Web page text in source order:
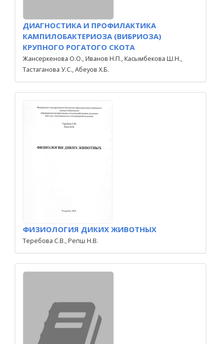
ДИАГНОСТИКА И ПРОФИЛАКТИКА
КАМПИЛОБАКТЕРИОЗА (ВИБРИОЗА)
КРУПНОГО РОГАТОГО СКОТА
Жансеркенова О.О., Иванов Н.П., Касымбекова Ш.Н.,
Тастаганова У.С., Абеуов Х.Б.
ФИЗИОЛОГИЯ ДИКИХ ЖИВОТНЫХ
Теребова С.В., Репш Н.В.